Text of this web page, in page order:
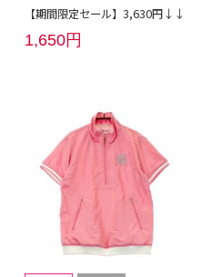
【期間限定セール】3,630円↓↓
1,650円